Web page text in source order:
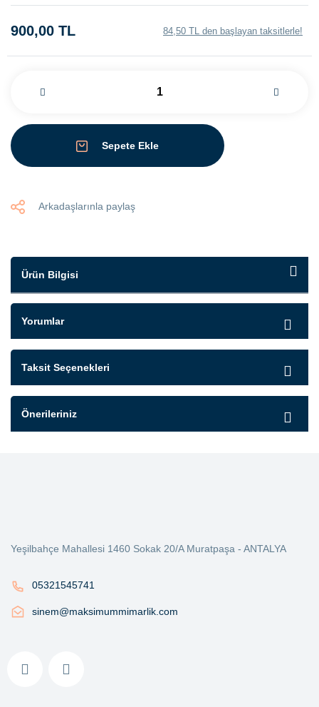
900,00 TL 84,50 TL den başlayan taksitlerle!
Sepete Ekle
Arkadaşlarınla paylaş
Ürün Bilgisi
Yorumlar
Taksit Seçenekleri
Önerileriniz
Yeşilbahçe Mahallesi 1460 Sokak 20/A Muratpaşa - ANTALYA
05321545741
sinem@maksimummimarlik.com